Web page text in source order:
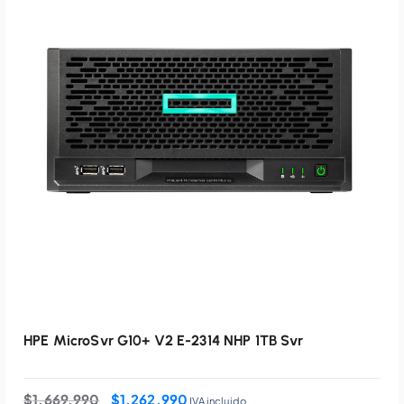
HPE MicroSvr G10+ V2 E-2314 NHP 1TB Svr
$1.669.990
E
$1.262.990 E
IVA incluido